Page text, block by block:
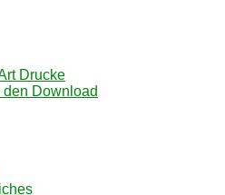
Drucke
Download